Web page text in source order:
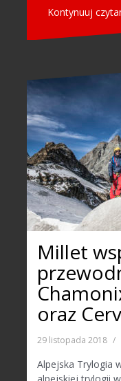
Kontynuuj
Millet
oraz
29 listopada 2018
Alpejska Trylogia